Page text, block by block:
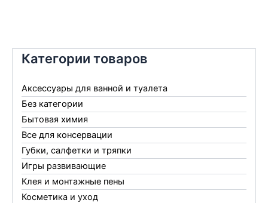
Категории товаров
Аксессуары для ванной и туалета
Без категории
Бытовая химия
Все для консервации
Губки, салфетки и тряпки
Игры развивающие
Клея и монтажные пены
Косметика и уход